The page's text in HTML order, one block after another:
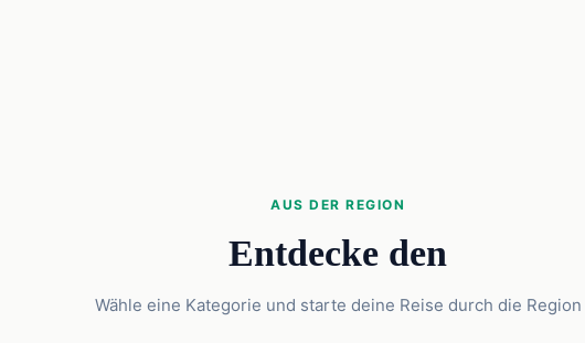
AUS DER REGION
Entdecke den
Wähle eine Kategorie und starte deine Reise durch die Region